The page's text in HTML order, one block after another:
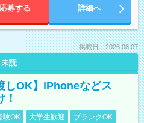
応募する 詳細へ
掲載日：2026.08.07
未読
しOK】iPhoneなどス
験OK 大学生歓迎
ブランクOK